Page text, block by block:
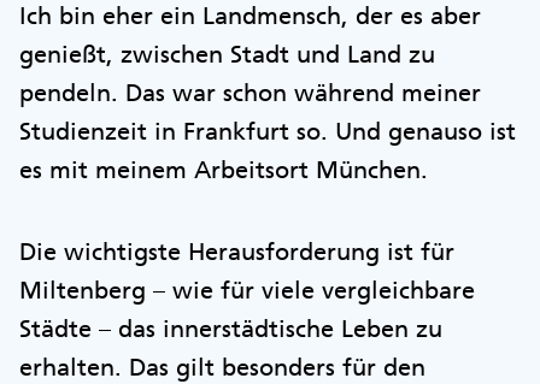
Ich bin eher ein Landmensch, der es aber
genießt, zwischen Stadt und Land zu
pendeln. Das war schon während meiner
Studienzeit in Frankfurt so. Und genauso ist
es mit meinem Arbeitsort München.
Die wichtigste Herausforderung ist für
Miltenberg – wie für viele vergleichbare
Städte – das innerstädtische Leben zu
erhalten. Das gilt besonders für den